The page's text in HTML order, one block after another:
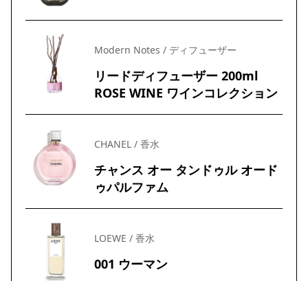
Modern Notes / ディフューザー
リードディフューザー 200ml
ROSE WINE ワインコレクション
CHANEL / 香水
チャンス オー タンドゥル オード
ゥパルファム
LOEWE / 香水
001 ウーマン